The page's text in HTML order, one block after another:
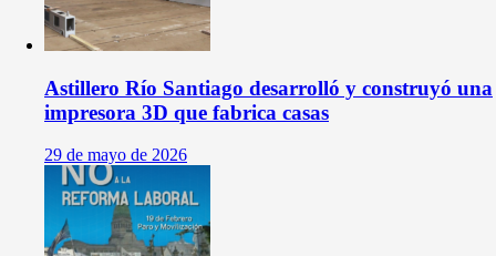
Astillero Río Santiago desarrolló y construyó una
impresora 3D que fabrica casas
29 de mayo de 2026